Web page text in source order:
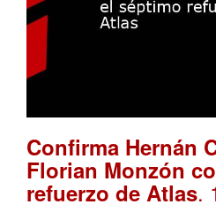
Confirma Hernán
Florian Monzón
refuerzo de Atlas.